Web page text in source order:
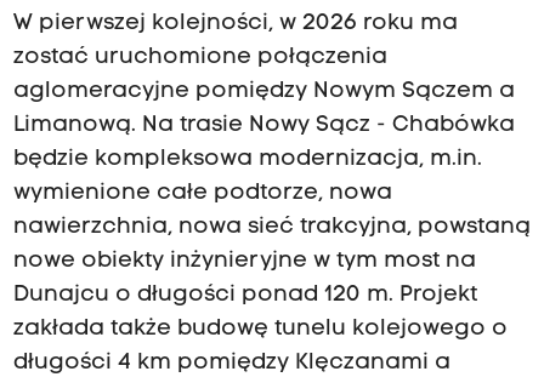
W pierwszej kolejności, w 2026 roku ma
zostać uruchomione połączenia
aglomeracyjne pomiędzy Nowym Sączem a
Limanową. Na trasie Nowy Sącz - Chabówka
będzie kompleksowa modernizacja, m.in.
wymienione całe podtorze, nowa
nawierzchnia, nowa sieć trakcyjna, powstaną
nowe obiekty inżynieryjne w tym most na
Dunajcu o długości ponad 120 m. Projekt
zakłada także budowę tunelu kolejowego o
długości 4 km pomiędzy Klęczanami a